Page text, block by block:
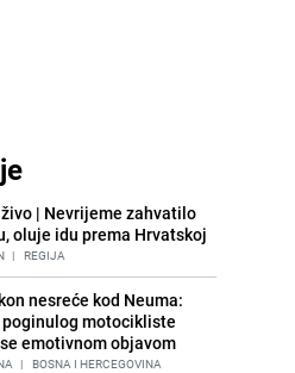
| Nevrijeme zahvatilo
oluje idu prema Hrvatskoj
| REGIJA
nesreće kod Neuma:
poginulog motocikliste
emotivnom objavom
| BOSNA I HERCEGOVINA